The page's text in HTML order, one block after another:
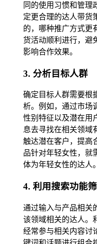
同的使用习惯和管理
定更合理的达人带货
的，哪种推广方式更
货活动顺利进行，避
影响合作效果。
3. 分析目标人群
确定目标人群需要根
析。例如，通过市场
性别特征以及潜在用
息去寻找在相关领域
触达潜在客户，提高
品针对年轻女性，就
体为年轻女性的达人。
4. 利用搜索功能
通过输入与产品相关
该领域相关的达人。
经常参与相关内容讨